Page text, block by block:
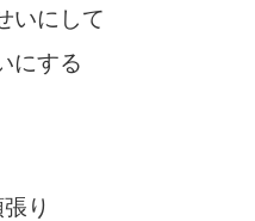
いにして
にする
り